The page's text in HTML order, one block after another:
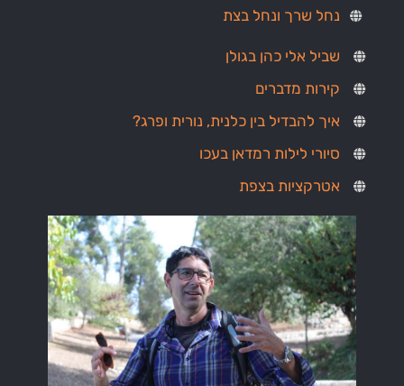
נחל שרך ונחל בצת
שביל אלי כהן בגולן
קירות מדברים
איך להבדיל בין כלנית, נורית ופרג?
סיורי לילות רמדאן בעכו
אטרקציות בצפת